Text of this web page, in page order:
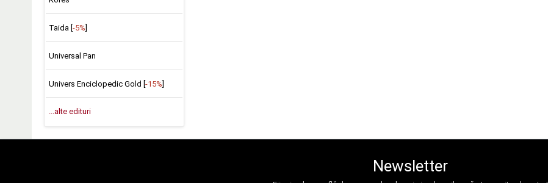
Taida [ -5%
Universal Pan
Univers Enciclopedic Gold [-15%]
...alte edituri
Newsletter